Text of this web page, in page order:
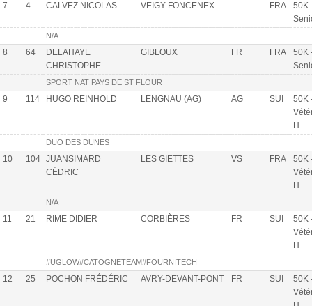
7 4 CALVEZ NICOLAS VEIGY-FONCENEX FRA
50K
N/A
8 64
DELAHAYE
CHRISTOPHE
GIBLOUX FR FRA
50K
SPORT NAT PAYS DE ST FLOUR
9 114 HUGO REINHOLD LENGNAU (AG) AG SUI
50K
H
DUO DES DUNES
10 104 JUANSIMARD
CÉDRIC
LES GIETTES VS FRA
50K
H
N/A
11 21 RIME DIDIER CORBIÈRES FR SUI
50K
H
#UGLOW#CATOGNETEAM#FOURNITECH
12 25 POCHON FRÉDÉRIC AVRY-DEVANT-PONT FR SUI
50K